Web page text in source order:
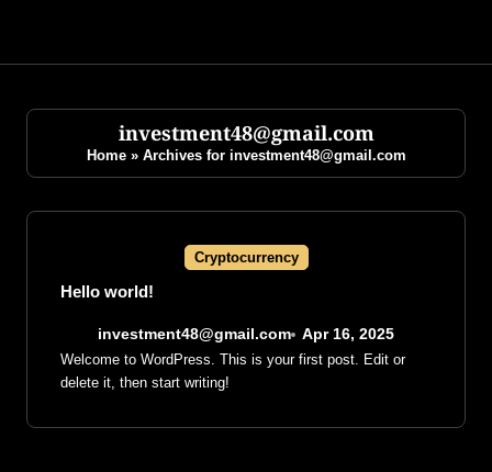
investment48@gmail.com
Home» Archives for investment48@gmail.com
Cryptocurrency
Hello world!
investment48@gmail.com Apr 16, 2025
Welcome to WordPress. This is your first post. Edit or
delete it, then start writing!